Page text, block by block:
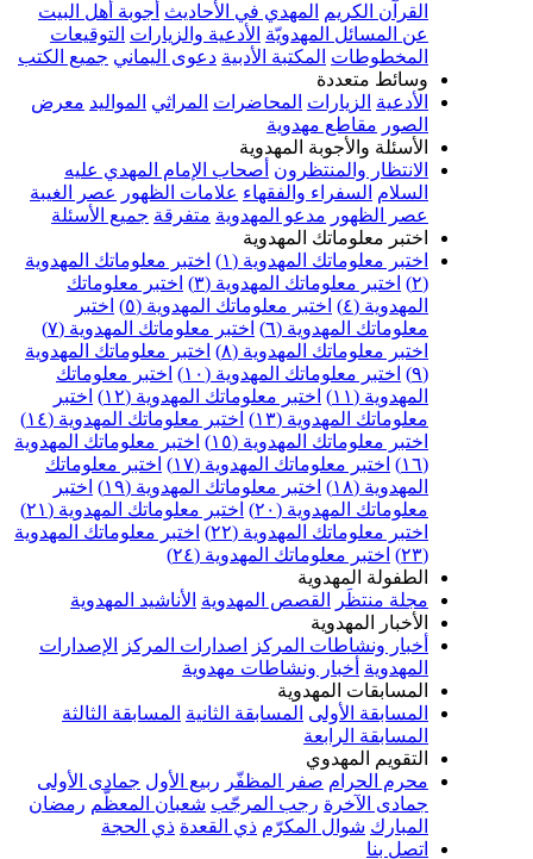
المهدي في الأحاديث أجوبة أهل البيت
المسائل المهدويّة الأدعية والزيارات التوقيعات
المكتبة الأدبية دعوى اليماني جميع الكتب
متعددة
الزيارات المحاضرات المراثي المواليد معرض
مقاطع مهدوية
والأجوبة المهدوية
والمنتظرون أصحاب الإمام المهدي عليه
السفراء والفقهاء علامات الظهور عصر الغيبة
مدعو المهدوية متفرقة جميع الأسئلة
معلوماتك المهدوية
معلوماتك المهدوية (١)
اختبر معلوماتك المهدوية
اختبر معلوماتك المهدوية (٣)
اختبر معلوماتك
اختبر معلوماتك المهدوية (٥)
اختبر
المهدوية (٦)
اختبر معلوماتك المهدوية (٧)
معلوماتك المهدوية (٨)
اختبر معلوماتك المهدوية
اختبر معلوماتك المهدوية (١٠)
اختبر معلوماتك
اختبر معلوماتك المهدوية (١٢)
اختبر
المهدوية (١٣)
اختبر معلوماتك المهدوية (١٤)
معلوماتك المهدوية (١٥)
اختبر معلوماتك المهدوية
اختبر معلوماتك المهدوية (١٧)
اختبر معلوماتك
اختبر معلوماتك المهدوية (١٩)
اختبر
المهدوية (٢٠)
اختبر معلوماتك المهدوية (٢١)
معلوماتك المهدوية (٢٢)
اختبر معلوماتك المهدوية
اختبر معلوماتك المهدوية (٢٤)
المهدوية
منتظَر
القصص المهدوية الأناشيد المهدوية
المهدوية
ونشاطات المركز اصدارات المركز الإصدارات
أخبار ونشاطات مهدوية
المهدوية
الأولى المسابقة الثانية المسابقة الثالثة
الرابعة
المهدوي
الحرام
صفر المظفّر ربيع الأول جمادى الأولى
رجب المرجّب شعبان المعظّم رمضان
شوال المكرّم ذي القعدة ذي الحجة